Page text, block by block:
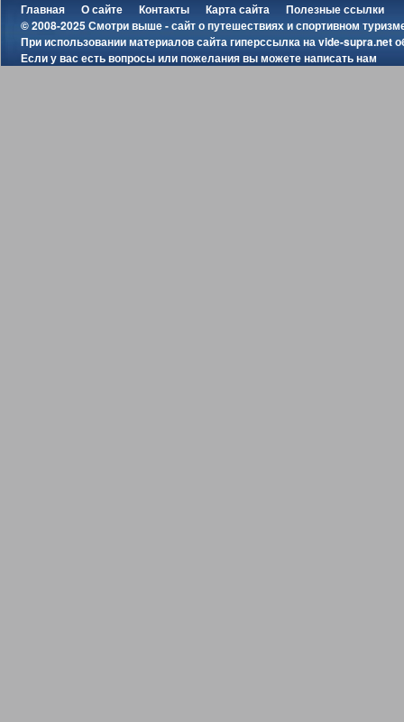
Главная О сайте Контакты Карта сайта
Полезные ссылки
© 2008-2025 Смотри выше - сайт о путешествиях и спортивном
При использовании материалов сайта гиперссылка наvide-supra.net
Если у вас есть вопросы или пожелания вы можетенаписать нам